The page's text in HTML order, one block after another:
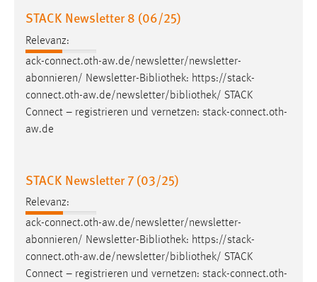
STACK Newsletter 8 (06/25)
Relevanz:
ack-connect.oth-aw.de/newsletter/newsletter-
abonnieren/ Newsletter-Bibliothek: https://stack-
connect.oth-aw.de/newsletter/bibliothek/ STACK
Connect – registrieren und vernetzen: stack-connect.oth-
aw.de
STACK Newsletter 7 (03/25)
Relevanz:
ack-connect.oth-aw.de/newsletter/newsletter-
abonnieren/ Newsletter-Bibliothek: https://stack-
connect.oth-aw.de/newsletter/bibliothek/ STACK
Connect – registrieren und vernetzen: stack-connect.oth-
Chat
Name:
MibewSessionID, MIBEW_UserID, mibew_locale, mibew-
chat-frame-style-5e9dbeb1811c0446
Zweck:
Cookie Laufzeit:
MibewSessionID, mibew-chat-frame-style-
5e9dbeb1811c0446 = Sitzungslaufzeit, mibew_locale = 3
Jahre, MIBEW_UserID = 1 Jahr
Login